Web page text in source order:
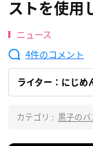
ストを使用
ニュース
4
ライター：にじめ
カテゴリ : 黒子のバ